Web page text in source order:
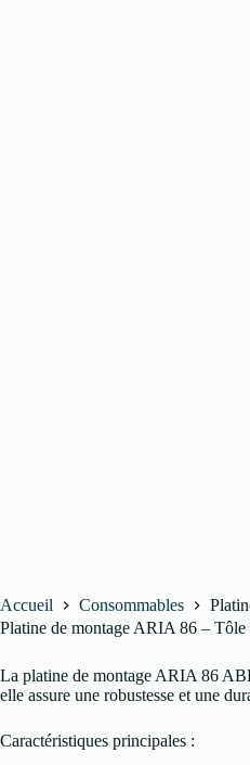
Accueil Consommables
Platine de montage ARIA 86 –
La platine de montage ARIA 86
elle assure une robustesse et une
Caractéristiques principales :